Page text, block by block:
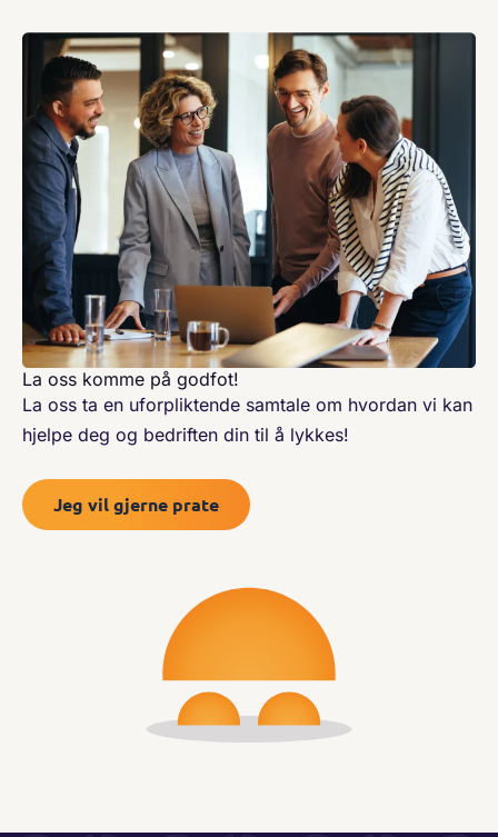
La oss komme på godfot!
La oss ta en uforpliktende samtale om hvordan vi kan
hjelpe deg og bedriften din til å lykkes!
Jeg vil gjerne prate